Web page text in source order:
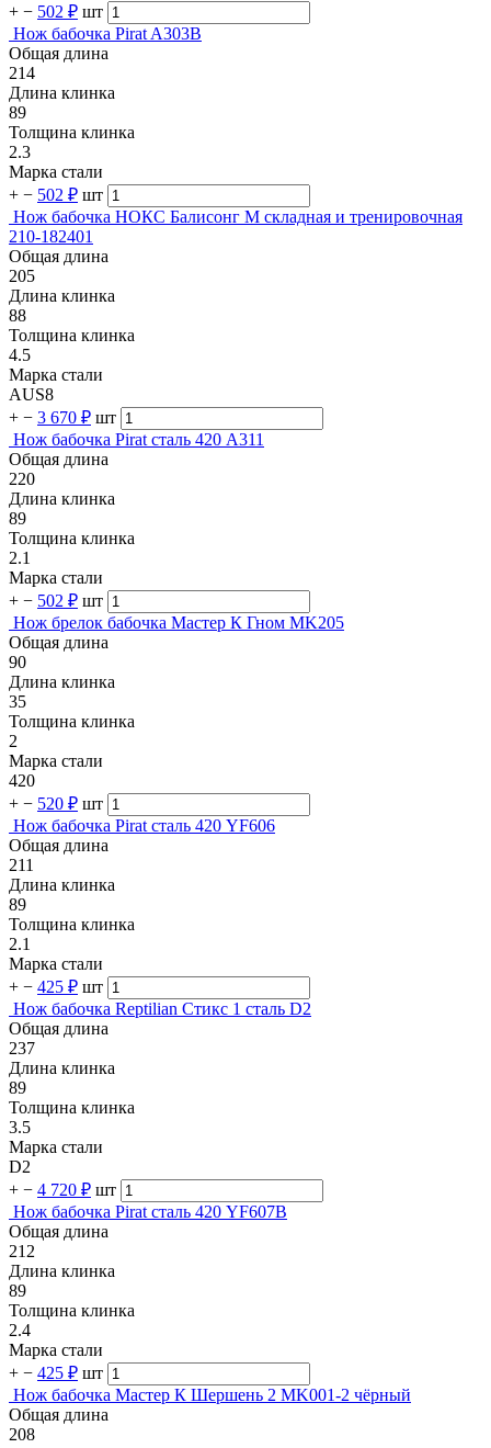
+ − 502 ₽ шт
Нож бабочка Pirat A303B
Общая длина
214
Длина клинка
89
Толщина клинка
2.3
Марка стали
+ − 502 ₽ шт
Нож бабочка НОКС Балисонг М складная и тренировочная
210-182401
Общая длина
205
Длина клинка
88
Толщина клинка
4.5
Марка стали
AUS8
+ − 3 670 ₽ шт
Нож бабочка Pirat сталь 420 A311
Общая длина
220
Длина клинка
89
Толщина клинка
2.1
Марка стали
+ − 502 ₽ шт
Нож брелок бабочка Мастер К Гном MK205
Общая длина
90
Длина клинка
35
Толщина клинка
2
Марка стали
420
+ − 520 ₽ шт
Нож бабочка Pirat сталь 420 YF606
Общая длина
211
Длина клинка
89
Толщина клинка
2.1
Марка стали
+ − 425 ₽ шт
Нож бабочка Reptilian Стикс 1 сталь D2
Общая длина
237
Длина клинка
89
Толщина клинка
3.5
Марка стали
D2
+ − 4 720 ₽ шт
Нож бабочка Pirat сталь 420 YF607B
Общая длина
212
Длина клинка
89
Толщина клинка
2.4
Марка стали
+ − 425 ₽ шт
Нож бабочка Мастер К Шершень 2 MK001-2 чёрный
Общая длина
208